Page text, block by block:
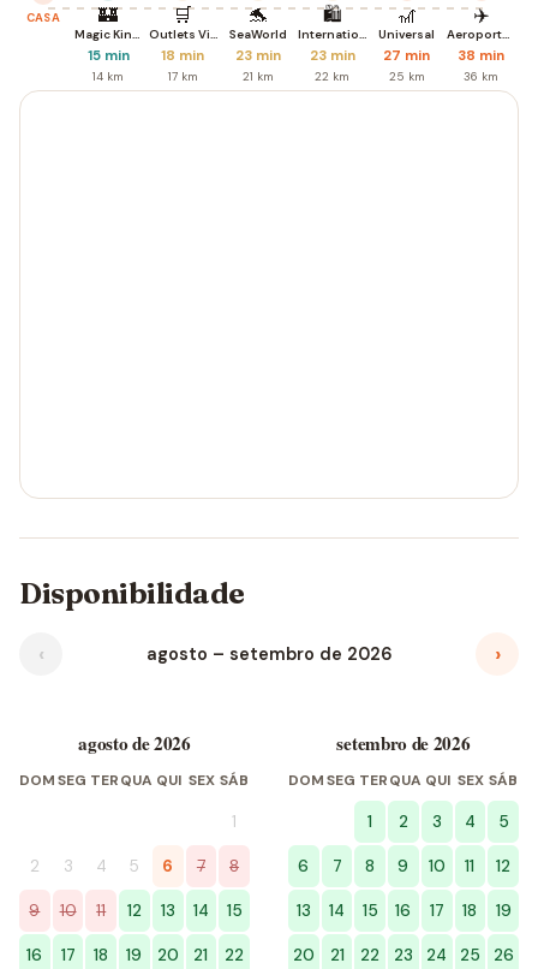
CASA 🏰
Magic Kingdom
15 min
14 km
🛒
Outlets Vineland
18 min
17 km
🐬
SeaWorld
23 min
21 km
🛍️
International Dr.
23 min
22 km
🎢
Universal
27 min
25 km
✈️
Aeroporto MCO
38 min
36 km
Disponibilidade
‹ agosto – setembro de 2026 ›
agosto de 2026
DOMSEG TERQUA QUI SEX SÁB
1
2 3 4 5 6 7 8
9 10 11 12 13 14 15
16 17 18 19 20 21 22
setembro de 2026
DOMSEG TERQUA QUI SEX SÁB
1 2 3 4 5
6 7 8 9 10 11 12
13 14 15 16 17 18 19
20 21 22 23 24 25 26